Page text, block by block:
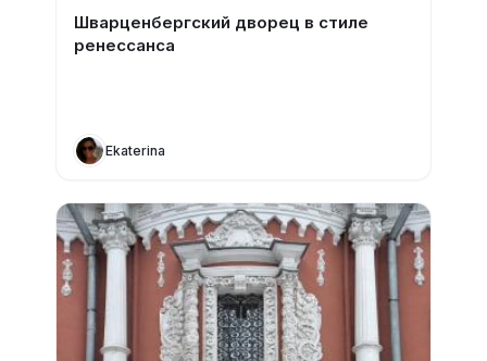
Шварценбергский дворец в стиле
ренессанса
Ekaterina